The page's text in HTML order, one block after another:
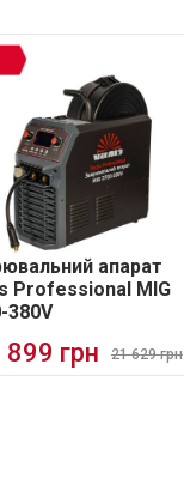
апарат
Professional MIG
380V
899 грн 21 629 грн